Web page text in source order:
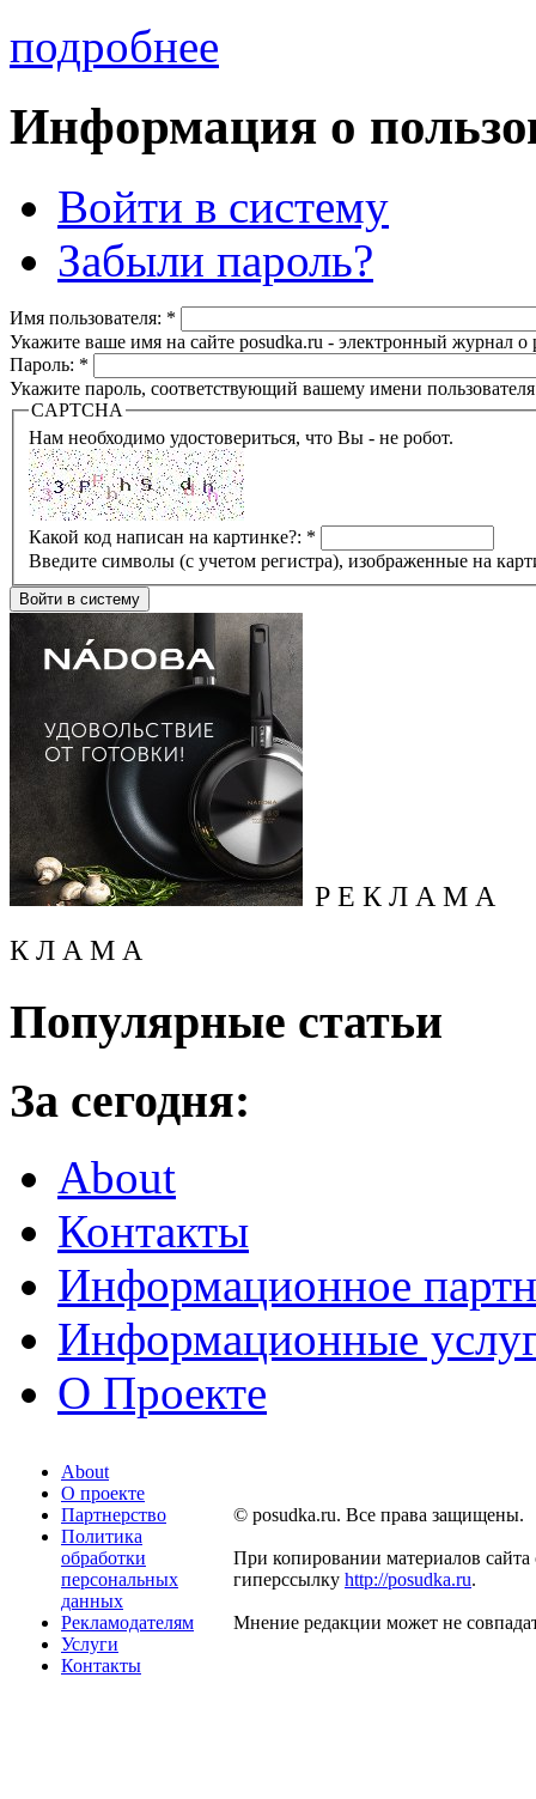
подробнее
Информация о
Войти в систему
Забыли пароль?
Имя пользователя: *
Укажите ваше имя на сайте posudka.ru - электронный журнал
Пароль: *
Укажите пароль, соответствующий вашему имени
CAPTCHA
Нам необходимо удостовериться, что Вы - не робот.
Какой код написан на картинке?: *
Введите символы (с учетом регистра), изображенные на
Р Е К Л А М А
К Л А М А
Популярные статьи
За сегодня:
About
Контакты
Информационное
Информационные
О Проекте
About
О проекте
Партнерство
Политика
обработки
персональных
данных
Рекламодателям
Услуги
Контакты
© posudka.ru. Все права защищены.
При копировании материалов сайта
гиперссылку http://posudka.ru.
Мнение редакции может не